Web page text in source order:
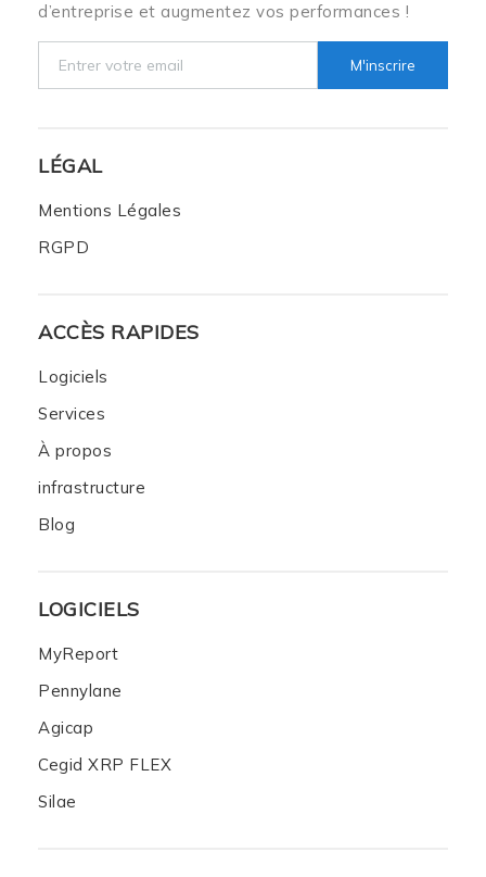
d’entreprise et augmentez vos performances !
M'inscrire
LÉGAL
Mentions Légales
RGPD
ACCÈS RAPIDES
Logiciels
Services
À propos
infrastructure
Blog
LOGICIELS
MyReport
Pennylane
Agicap
Cegid XRP FLEX
Silae